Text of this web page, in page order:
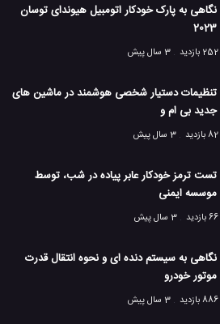
نگاهی به پارک خودکار اتومبیل هیوندای توسان
2023
252 بازدید
3 سال پیش
تنظیمات دستیار شخصی هوشمند در ماشین های
جدید بی ام و
82 بازدید
3 سال پیش
تست ترمز خودکار عابر پیاده در شب، توسط
موسسه ایمنی
66 بازدید
3 سال پیش
نگاهی به سیستم دنده ای و نحوه انتقال قدرت
موتور خودرو
886 بازدید
3 سال پیش